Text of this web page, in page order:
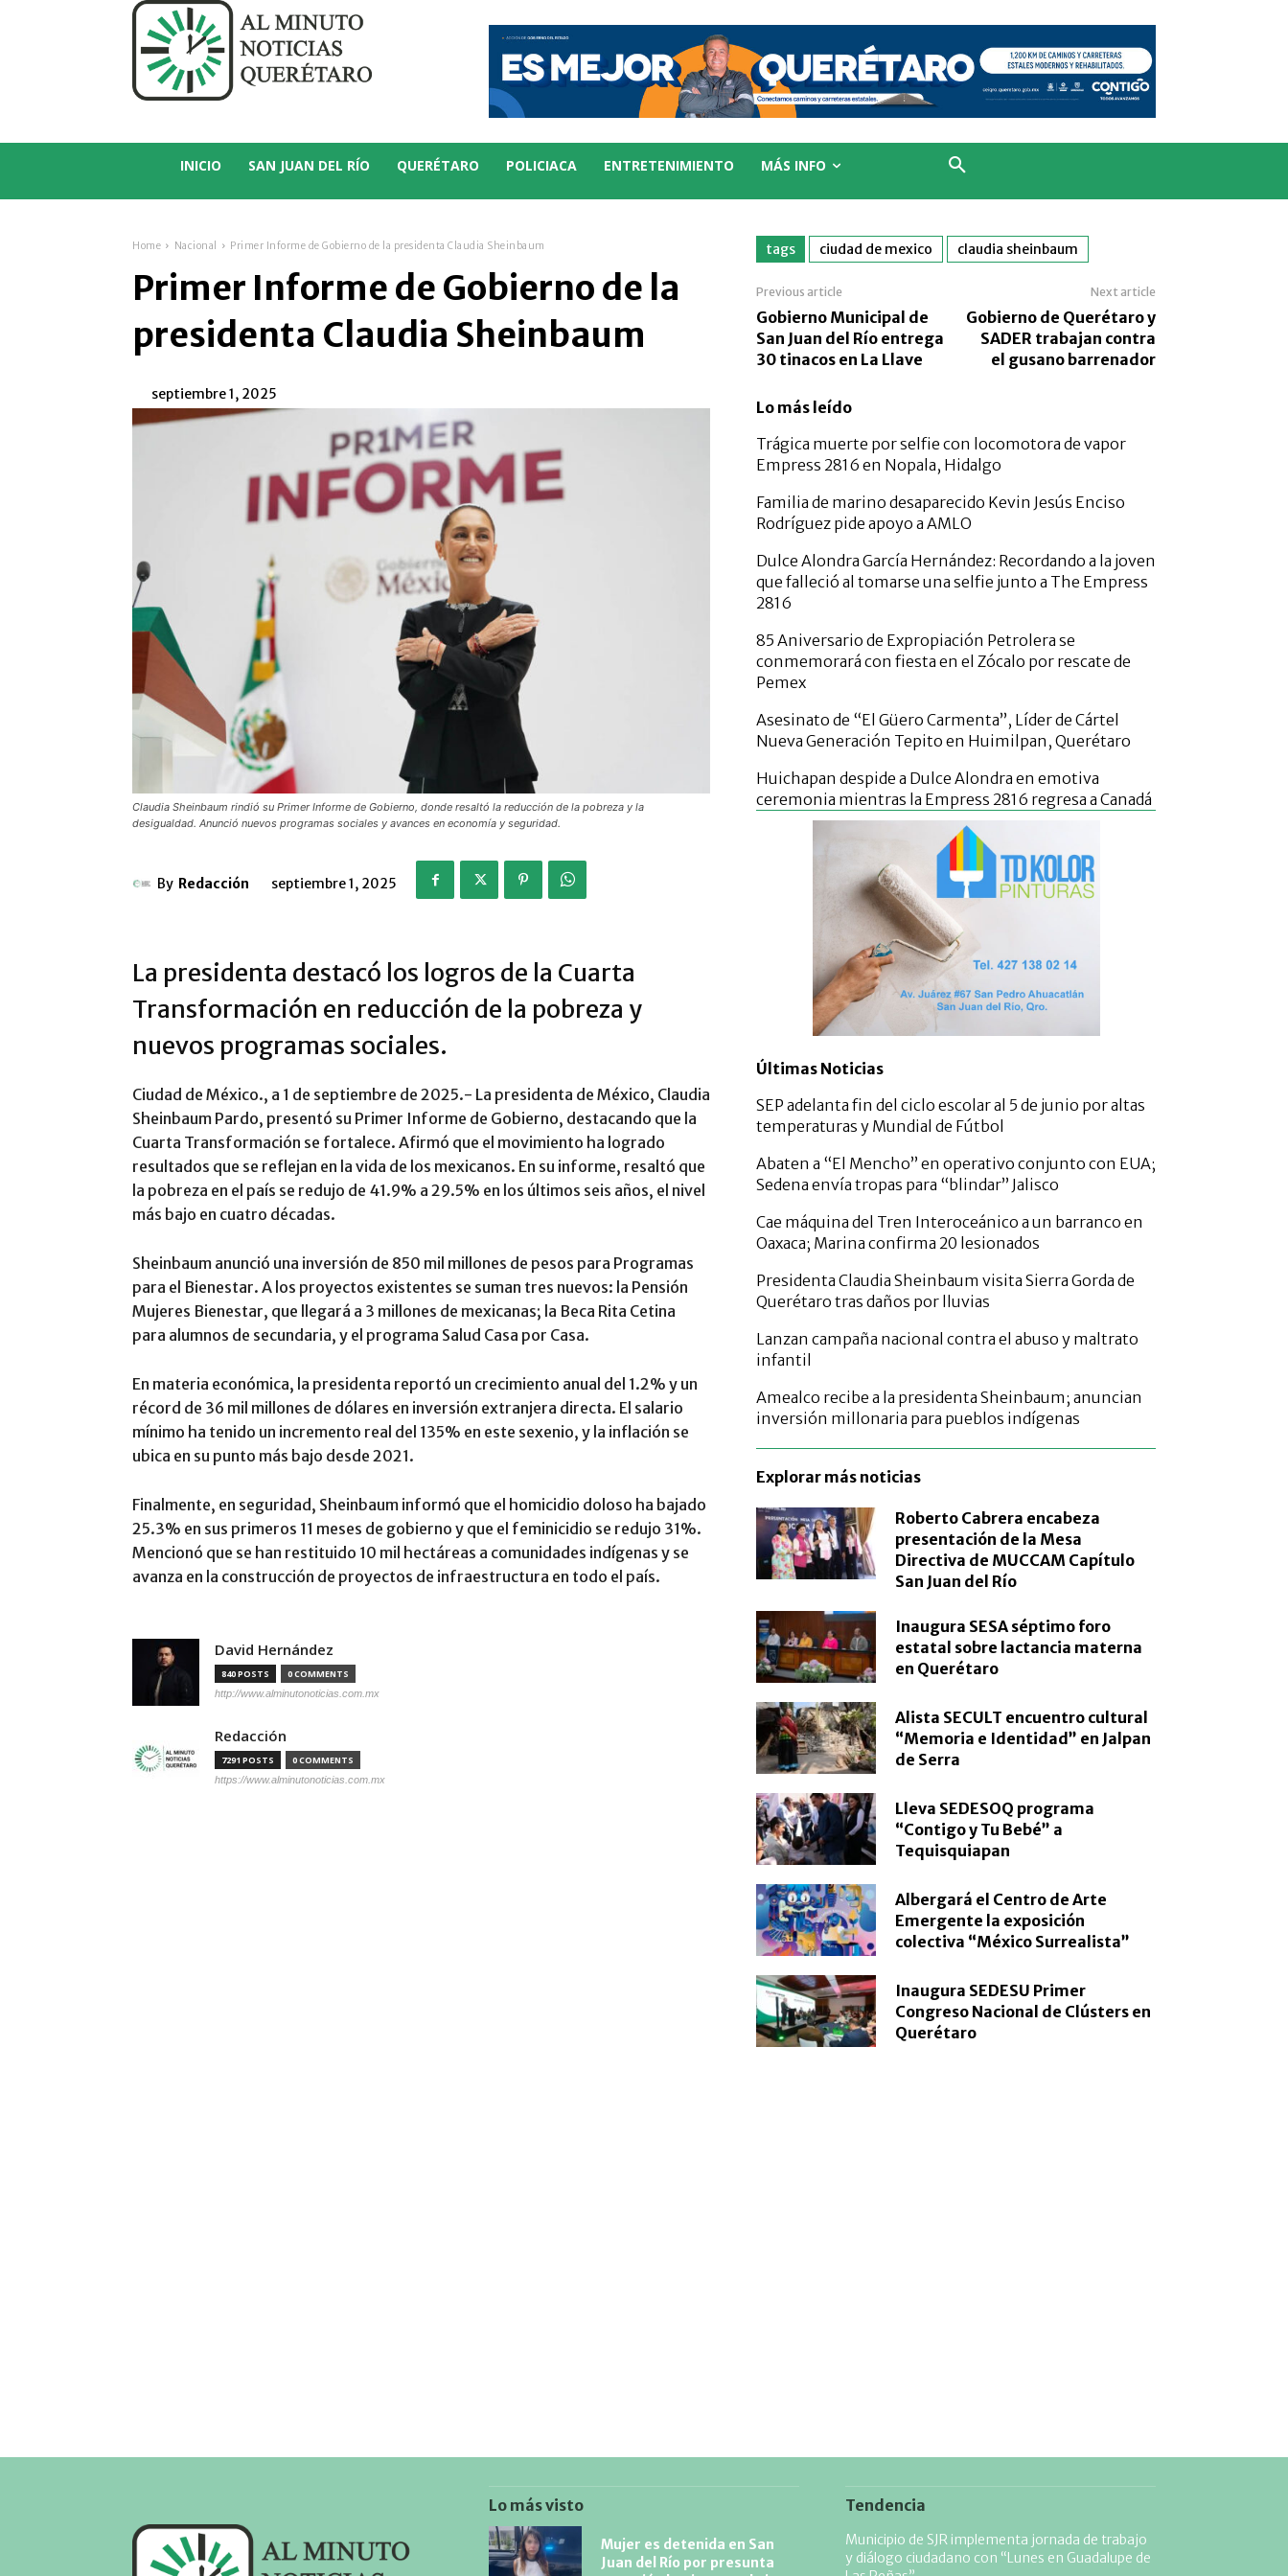
INICIO SAN JUAN DEL RÍO QUERÉTARO POLICIACA ENTRETENIMIENTO MÁS INFO
Home Nacional Primer Informe de Gobierno de la presidenta Claudia Sheinbaum
Primer Informe de Gobierno de la
presidenta Claudia Sheinbaum
septiembre 1, 2025
Claudia Sheinbaum rindió su Primer Informe de Gobierno, donde resaltó la reducción de la pobreza y la
desigualdad. Anunció nuevos programas sociales y avances en economía y seguridad.
By Redacción septiembre 1, 2025
La presidenta destacó los logros de la Cuarta
Transformación en reducción de la pobreza y
nuevos programas sociales.
Ciudad de México., a 1 de septiembre de 2025.- La presidenta de México, Claudia
Sheinbaum Pardo, presentó su Primer Informe de Gobierno, destacando que la
Cuarta Transformación se fortalece. Afirmó que el movimiento ha logrado
resultados que se reflejan en la vida de los mexicanos. En su informe, resaltó que
la pobreza en el país se redujo de 41.9% a 29.5% en los últimos seis años, el nivel
más bajo en cuatro décadas.
Sheinbaum anunció una inversión de 850 mil millones de pesos para Programas
para el Bienestar. A los proyectos existentes se suman tres nuevos: la Pensión
Mujeres Bienestar, que llegará a 3 millones de mexicanas; la Beca Rita Cetina
para alumnos de secundaria, y el programa Salud Casa por Casa.
En materia económica, la presidenta reportó un crecimiento anual del 1.2% y un
récord de 36 mil millones de dólares en inversión extranjera directa. El salario
mínimo ha tenido un incremento real del 135% en este sexenio, y la inflación se
ubica en su punto más bajo desde 2021.
Finalmente, en seguridad, Sheinbaum informó que el homicidio doloso ha bajado
25.3% en sus primeros 11 meses de gobierno y que el feminicidio se redujo 31%.
Mencionó que se han restituido 10 mil hectáreas a comunidades indígenas y se
avanza en la construcción de proyectos de infraestructura en todo el país.
David Hernández
840 POSTS 0 COMMENTS
http://www.alminutonoticias.com.mx
Redacción
7291 POSTS 0 COMMENTS
https://www.alminutonoticias.com.mx
tags ciudad de mexico claudia sheinbaum
Previous article
Gobierno Municipal de
San Juan del Río entrega
30 tinacos en La Llave
Next article
Gobierno de Querétaro y
SADER trabajan contra
el gusano barrenador
Lo más leído
Trágica muerte por selfie con locomotora de vapor
Empress 2816 en Nopala, Hidalgo
Familia de marino desaparecido Kevin Jesús Enciso
Rodríguez pide apoyo a AMLO
Dulce Alondra García Hernández: Recordando a la joven
que falleció al tomarse una selfie junto a The Empress
2816
85 Aniversario de Expropiación Petrolera se
conmemorará con fiesta en el Zócalo por rescate de
Pemex
Asesinato de “El Güero Carmenta”, Líder de Cártel
Nueva Generación Tepito en Huimilpan, Querétaro
Huichapan despide a Dulce Alondra en emotiva
ceremonia mientras la Empress 2816 regresa a Canadá
Últimas Noticias
SEP adelanta fin del ciclo escolar al 5 de junio por altas
temperaturas y Mundial de Fútbol
Abaten a “El Mencho” en operativo conjunto con EUA;
Sedena envía tropas para “blindar” Jalisco
Cae máquina del Tren Interoceánico a un barranco en
Oaxaca; Marina confirma 20 lesionados
Presidenta Claudia Sheinbaum visita Sierra Gorda de
Querétaro tras daños por lluvias
Lanzan campaña nacional contra el abuso y maltrato
infantil
Amealco recibe a la presidenta Sheinbaum; anuncian
inversión millonaria para pueblos indígenas
Explorar más noticias
Roberto Cabrera encabeza
presentación de la Mesa
Directiva de MUCCAM Capítulo
San Juan del Río
Inaugura SESA séptimo foro
estatal sobre lactancia materna
en Querétaro
Alista SECULT encuentro cultural
“Memoria e Identidad” en Jalpan
de Serra
Lleva SEDESOQ programa
“Contigo y Tu Bebé” a
Tequisquiapan
Albergará el Centro de Arte
Emergente la exposición
colectiva “México Surrealista”
Inaugura SEDESU Primer
Congreso Nacional de Clústers en
Querétaro
Lo más visto
Mujer es detenida en San
Juan del Río por presunta
Tendencia
Municipio de SJR implementa jornada de trabajo
y diálogo ciudadano con “Lunes en Guadalupe de